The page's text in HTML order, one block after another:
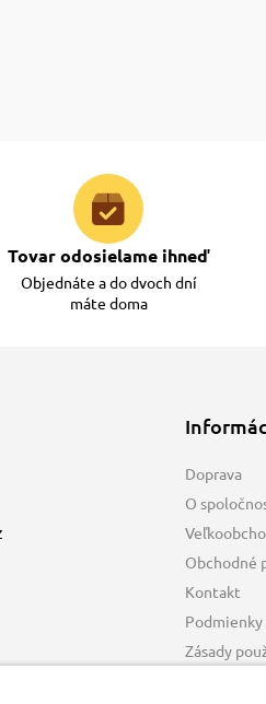
Tovar odosielame ihneď
Objednáte a do dvoch dní
máte doma
Doprava
O
Obchodné
Kontakt
Zásady